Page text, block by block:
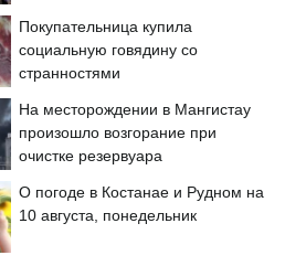
Покупательница купила
социальную говядину со
странностями
На месторождении в Мангистау
произошло возгорание при
очистке резервуара
О погоде в Костанае и Рудном на
10 августа, понедельник